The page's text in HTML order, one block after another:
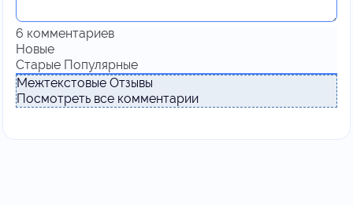
6 комментариев
Новые
Старые Популярные
Межтекстовые Отзывы
Посмотреть все комментарии